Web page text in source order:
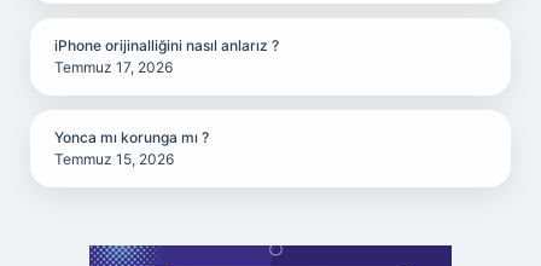
iPhone orijinalliğini nasıl anlarız ?
Temmuz 17, 2026
Yonca mı korunga mı ?
Temmuz 15, 2026